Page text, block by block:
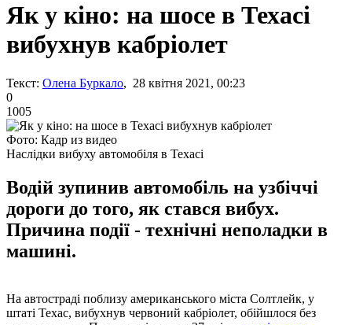
Як у кіно: на шосе в Техасі
вибухнув кабріолет
Текст: Олена Буркало, 28 квітня 2021, 00:23
0
1005
Фото: Кадр из видео
Наслідки вибуху автомобіля в Техасі
Водій зупинив автомобіль на узбіччі
дороги до того, як стався вибух.
Причина події - технічні неполадки в
машині.
На автостраді поблизу американського міста Солтлейк, у
штаті Техас, вибухнув червоний кабріолет, обійшлося без